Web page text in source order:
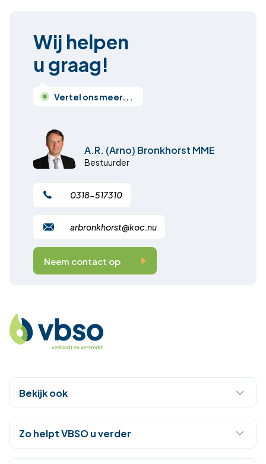
Wij helpen
u graag!
Vertel ons meer...
A.R. (Arno) Bronkhorst MME
Bestuurder
0318-517310
arbronkhorst@koc.nu
Neem contact op
Bekijk ook
Zo helpt VBSO u verder